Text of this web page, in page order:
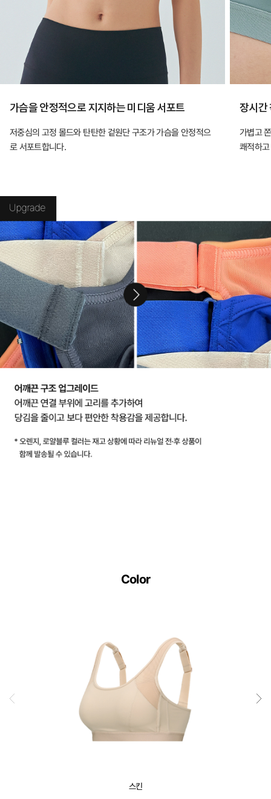
가슴을 안정적으로 지지하는 미디움 서포트
저중심의 고정 몰드와 탄탄한 겉원단 구조가 가슴을 안정적으
로 서포트합니다.
장시간
가볍고
쾌적하
Color
스킨